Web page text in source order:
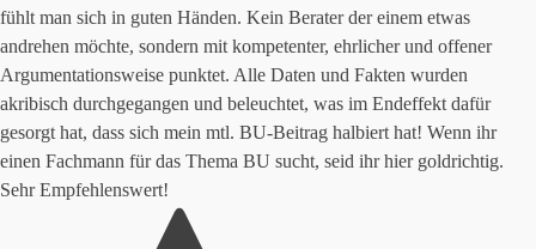
fühlt man sich in guten Händen. Kein Berater der einem etwas
andrehen möchte, sondern mit kompetenter, ehrlicher und offener
Argumentationsweise punktet. Alle Daten und Fakten wurden
akribisch durchgegangen und beleuchtet, was im Endeffekt dafür
gesorgt hat, dass sich mein mtl. BU-Beitrag halbiert hat! Wenn ihr
einen Fachmann für das Thema BU sucht, seid ihr hier goldrichtig.
Sehr Empfehlenswert!